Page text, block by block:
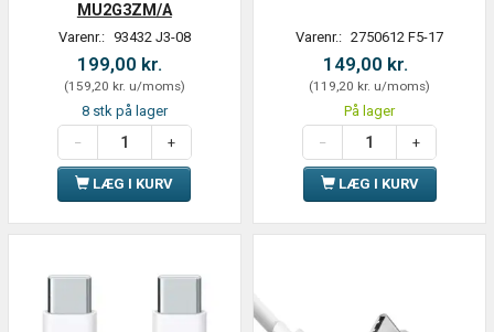
MU2G3ZM/A
Varenr.: 93432 J3-08
199,00 kr.
(159,20 kr. u/moms)
8 stk på lager
LÆG I KURV
Varenr.: 2750612 F5-17
149,00 kr.
(119,20 kr. u/moms)
På lager
LÆG I KURV